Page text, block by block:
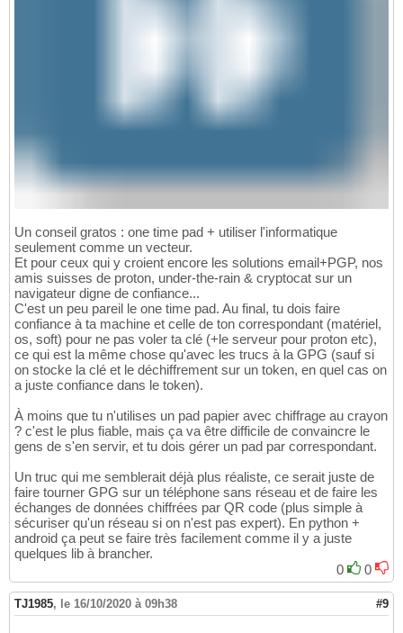
Un conseil gratos : one time pad + utiliser l'informatique
seulement comme un vecteur.
Et pour ceux qui y croient encore les solutions email+PGP, nos
amis suisses de proton, under-the-rain & cryptocat sur un
navigateur digne de confiance...
C'est un peu pareil le one time pad. Au final, tu dois faire
confiance à ta machine et celle de ton correspondant (matériel,
os, soft) pour ne pas voler ta clé (+le serveur pour proton etc),
ce qui est la même chose qu'avec les trucs à la GPG (sauf si
on stocke la clé et le déchiffrement sur un token, en quel cas on
a juste confiance dans le token).
À moins que tu n'utilises un pad papier avec chiffrage au crayon
? c'est le plus fiable, mais ça va être difficile de convaincre le
gens de s'en servir, et tu dois gérer un pad par correspondant.
Un truc qui me semblerait déjà plus réaliste, ce serait juste de
faire tourner GPG sur un téléphone sans réseau et de faire les
échanges de données chiffrées par QR code (plus simple à
sécuriser qu'un réseau si on n'est pas expert). En python +
android ça peut se faire très facilement comme il y a juste
quelques lib à brancher.
0
0
TJ1985, le 16/10/2020 à 09h38 #9